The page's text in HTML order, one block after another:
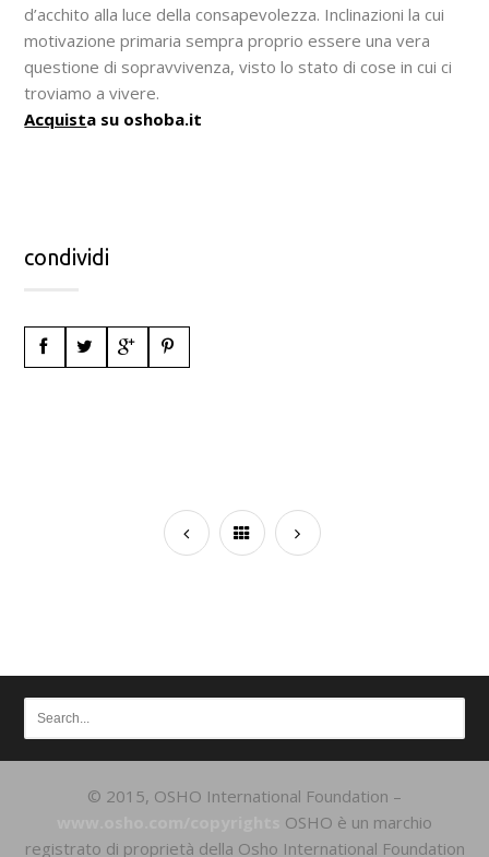
d’acchito alla luce della consapevolezza. Inclinazioni la cui
motivazione primaria sempra proprio essere una vera
questione di sopravvivenza, visto lo stato di cose in cui ci
troviamo a vivere.
Acquista su oshoba.it
condividi
© 2015, OSHO International Foundation –
OSHO è un marchio
registrato di proprietà della Osho International Foundation